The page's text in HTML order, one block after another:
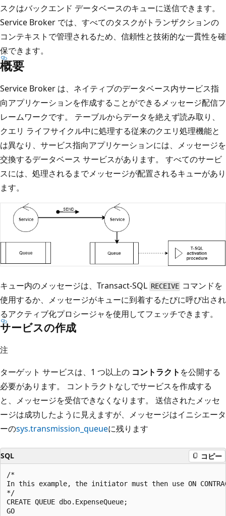
スクはバックエンド データベースのキューに送信できます。
Service Broker では、すべてのタスクがトランザクションの
コンテキストで管理されるため、信頼性と技術的な一貫性を確
保できます。
概要
Service Broker は、ネイティブのデータベース内サービス指
向アプリケーションを作成することができるメッセージ配信フ
レームワークです。 テーブルからデータを絶えず読み取り、
クエリ ライフサイクル中に処理する従来のクエリ処理機能と
は異なり、サービス指向アプリケーションには、メッセージを
交換するデータベース サービスがあります。 すべてのサービ
スには、処理されるまでメッセージが配置されるキューがあり
ます。
キュー内のメッセージは、Transact-SQL RECEIVE コマンドを
使用するか、メッセージがキューに到着するたびに呼び出され
るアクティブ化プロシージャを使用してフェッチできます。
サービスの作成
注
ターゲット サービスは、1 つ以上の コントラクト を公開する
必要があります。 コントラクトなしでサービスを作成する
と、メッセージを受信できなくなります。 送信されたメッセ
ージは成功したように見えますが、メッセージはイニシエータ
ーのsys.transmission_queueに残ります
SQL コピー
/*
In this example, the initiator must then use ON
*/
CREATE QUEUE dbo.ExpenseQueue;
GO